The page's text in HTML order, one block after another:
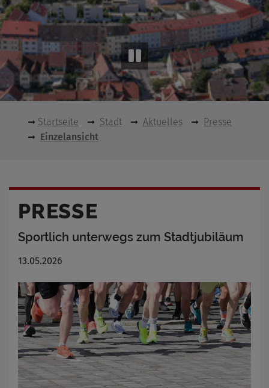
Startseite Stadt Aktuelles
Presse
Einzelansicht
PRESSE
Sportlich unterwegs zum Stadtjubiläum
13.05.2026